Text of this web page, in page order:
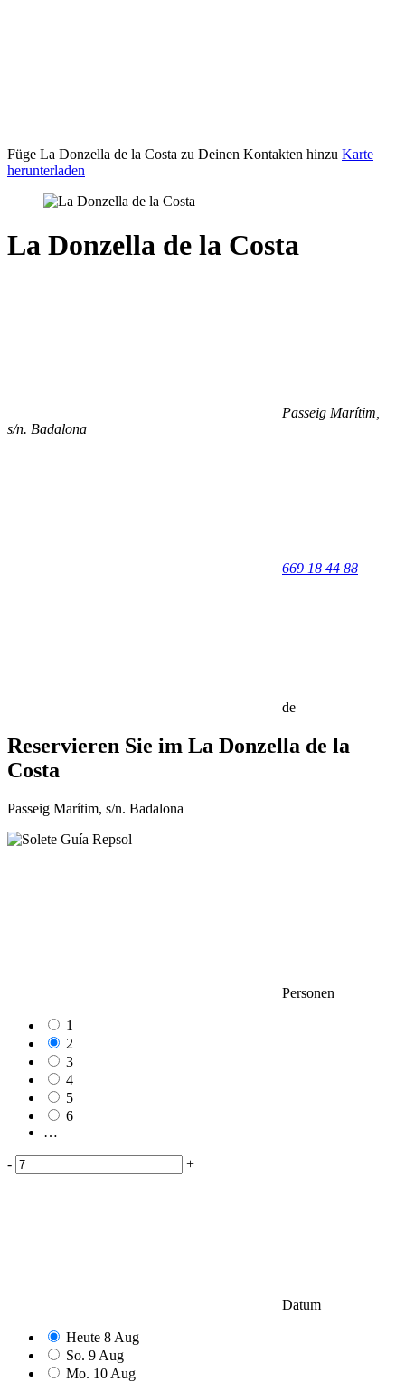
Füge La Donzella de la Costa zu Deinen Kontakten hinzu Karte
herunterladen
La Donzella de la Costa
Passeig Marítim,
s/n. Badalona
669 18 44 88
de
Reservieren Sie im La Donzella de la
Costa
Passeig Marítim, s/n. Badalona
Personen
1
2
3
4
5
6
…
- +
Datum
Heute 8 Aug
So. 9 Aug
Mo. 10 Aug